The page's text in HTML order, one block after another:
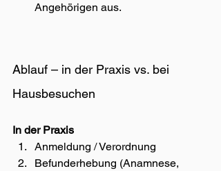
Angehörigen aus.
Ablauf – in der Praxis vs. bei
Hausbesuchen
In der Praxis
Anmeldung / Verordnung
Befunderhebung (Anamnese,